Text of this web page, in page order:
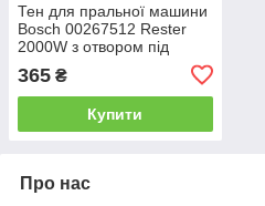
Тен для пральної машини
Bosch 00267512 Rester
2000W з отвором під
365 ₴
Купити
Про нас